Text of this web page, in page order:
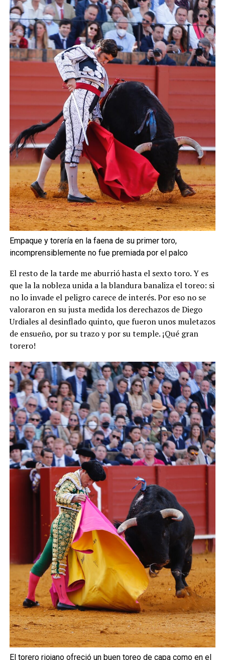
Empaque y torería en la faena de su primer toro,
incomprensiblemente no fue premiada por el palco
El resto de la tarde me aburrió hasta el sexto toro. Y es
que la la nobleza unida a la blandura banaliza el toreo: si
no lo invade el peligro carece de interés. Por eso no se
valoraron en su justa medida los derechazos de Diego
Urdiales al desinflado quinto, que fueron unos muletazos
de ensueño, por su trazo y por su temple. ¡Qué gran
torero!
El torero riojano ofreció un buen toreo de capa como en el